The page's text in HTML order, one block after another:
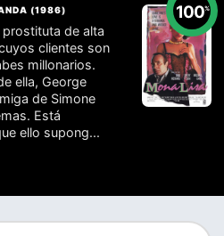
100%
(1986)
de alta
clientes son
millonarios.
ella, George
de Simone
Está
ello supong...